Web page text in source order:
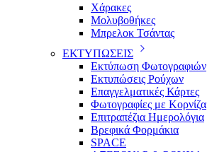
Χάρακες
Μολυβοθήκες
Μπρελοκ Τσάντας
ΕΚΤΥΠΩΣΕΙΣ
Εκτύπωση Φωτογραφιών
Εκτυπώσεις Ρούχων
Επαγγελματικές Κάρτες
Φωτογραφίες με Κορνίζα
Επιτραπέζια Ημερολόγια
Βρεφικά Φορμάκια
SPACE